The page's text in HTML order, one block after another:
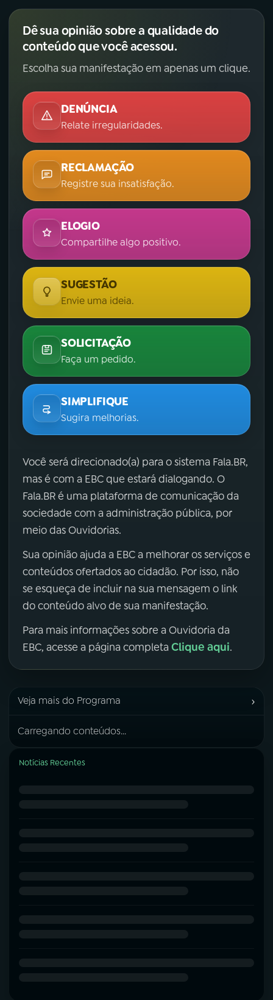
Dê sua opinião sobre a qualidade do
conteúdo que você acessou.
Escolha sua manifestação em apenas um clique.
DENÚNCIA
Relate irregularidades.
RECLAMAÇÃO
Registre sua insatisfação.
ELOGIO
Compartilhe algo positivo.
SUGESTÃO
Envie uma ideia.
SOLICITAÇÃO
Faça um pedido.
SIMPLIFIQUE
Sugira melhorias.
Você será direcionado(a) para o sistema Fala.BR,
mas é com a EBC que estará dialogando. O
Fala.BR é uma plataforma de comunicação da
sociedade com a administração pública, por
meio das Ouvidorias.
Sua opinião ajuda a EBC a melhorar os serviços e
conteúdos ofertados ao cidadão. Por isso, não
se esqueça de incluir na sua mensagem o link
do conteúdo alvo de sua manifestação.
Para mais informações sobre a Ouvidoria da
EBC, acesse a página completa Clique aqui.
Veja mais do Programa ›
Carregando conteúdos...
Notícias Recentes